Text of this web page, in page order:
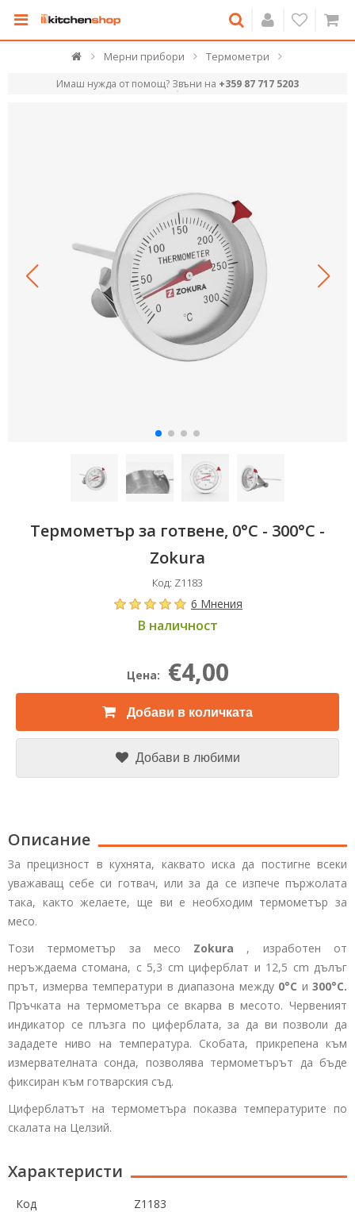
Мерни прибори Термометри
Имаш нужда от помощ? Звъни на +359 87 717 5203
Термометър за готвене, 0°C - 300°C -
Zokura
Код: Z1183
6 Мнения
В наличност
Цена: €4,00
Добави в количката
Добави в любими
Описание
За прецизност в кухнята, каквато иска да постигне всеки
уважаващ себе си готвач, или за да се изпече пържолата
така, както желаете, ще ви е необходим термометър за
месо.
Този термометър за месо Zokura , изработен от
неръждаема стомана, с 5,3 cm циферблат и 12,5 cm дълъг
прът, измерва температури в диапазона между 0°C и 300°C.
Пръчката на термометъра се вкарва в месото. Червеният
индикатор се плъзга по циферблата, за да ви позволи да
зададете ниво на температура. Скобата, прикрепена към
измервателната сонда, позволява термометърът да бъде
фиксиран към готварския съд.
Циферблатът на термометъра показва температурите по
скалата на Целзий.
Характеристи
Код
Z1183